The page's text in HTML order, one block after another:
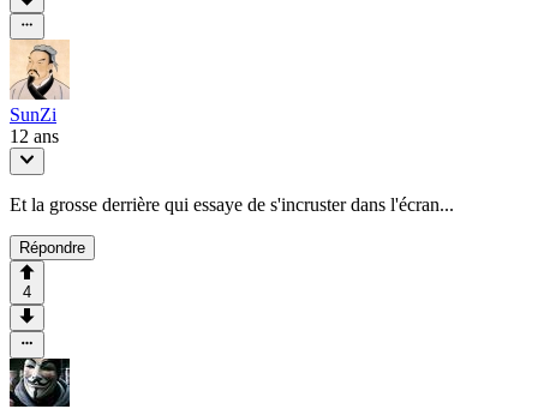
SunZi
12 ans
Et la grosse derrière qui essaye de s'incruster dans l'écran...
Répondre
4